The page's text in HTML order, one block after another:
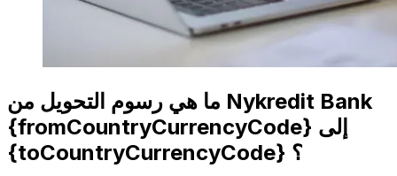
ما هي رسوم التحويل من Nykredit Bank
{fromCountryCurrencyCode} إلى
{toCountryCurrencyCode} ؟